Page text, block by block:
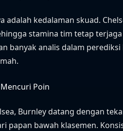
adalah kedalaman skuad.
stamina tim tetap
banyak analis dalam
Poin
Burnley datang dengan
papan bawah klasemen.